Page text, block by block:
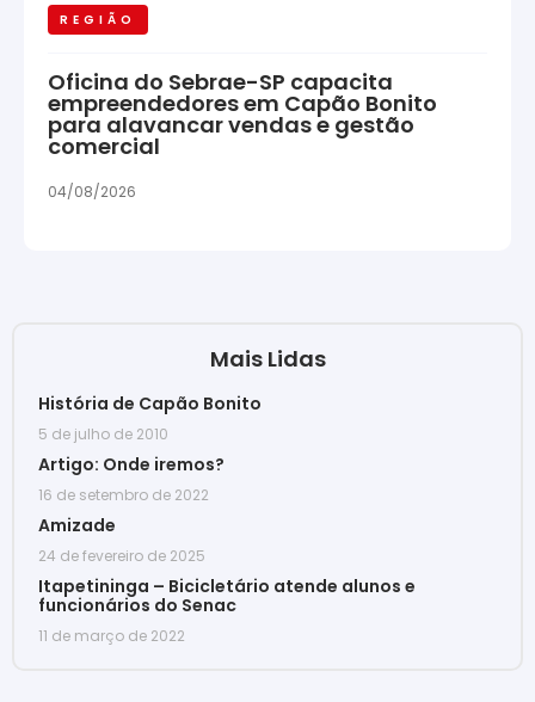
REGIÃO
Oficina do Sebrae-SP capacita
empreendedores em Capão Bonito
para alavancar vendas e gestão
comercial
04/08/2026
Mais Lidas
História de Capão Bonito
5 de julho de 2010
Artigo: Onde iremos?
16 de setembro de 2022
Amizade
24 de fevereiro de 2025
Itapetininga – Bicicletário atende alunos e
funcionários do Senac
11 de março de 2022